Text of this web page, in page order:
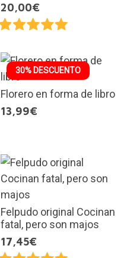
20,00€
30% DESCUENTO
Florero en forma de libro
13,99€
Felpudo original Cocinan
fatal, pero son majos
17,45€